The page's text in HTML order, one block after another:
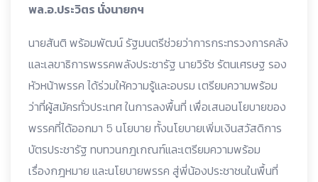
พล.อ.ประวิตร นั่งนายกฯ
นายสันติ พร้อมพัฒน์ รัฐมนตรีช่วยว่าการกระทรวงการคลัง
และเลขาธิการพรรคพลังประชารัฐ นายวิรัช รัตนเศรษฐ รอง
หัวหน้าพรรค ได้ร่วมให้ความรู้และอบรม เตรียมความพร้อม
ว่าที่ผู้สมัครทั่วประเทศ ในการลงพื้นที่ เพื่อเสนอนโยบายของ
พรรคที่ได้ออกมา 5 นโยบาย ทั้งนโยบายเพิ่มเงินสวัสดิการ
บัตรประชารัฐ ทบทวนกฎเกณฑ์และเตรียมความพร้อม
เรื่องกฎหมาย และนโยบายพรรค สู่พี่น้องประชาชนในพื้นที่